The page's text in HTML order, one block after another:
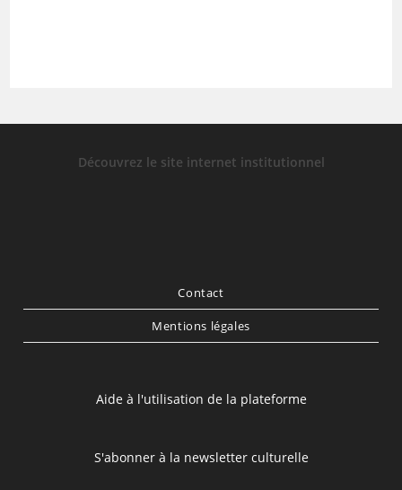
Découvrez le site internet institutionnel
Contact
Mentions légales
Aide à l'utilisation de la plateforme
S'abonner à la newsletter culturelle